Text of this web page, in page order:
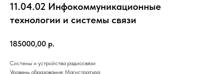
11.04.02 Инфокоммуникационные
технологии и системы связи
185000,00 р.
Системы и устройства радиосвязи
Уровень образования: Магистратура